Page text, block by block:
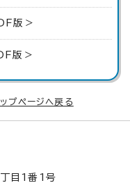
版＞
版＞
ップページへ戻る
目1番1号